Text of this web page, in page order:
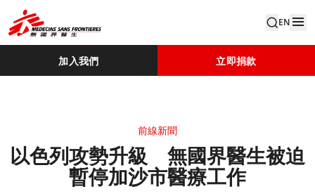
EN
加入我們 立即捐款
前線新聞
以色列攻勢升級 無國界醫生被迫
暫停加沙市醫療工作